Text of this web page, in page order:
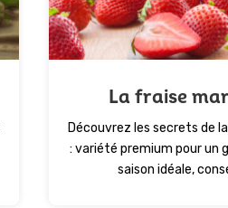
La fraise
Découvrez les secrets de
: variété premium pour un
saison idéale,